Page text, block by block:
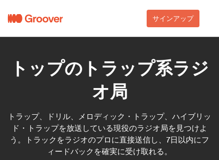
サインアップ
トップのトラップ系ラジ
オ局
トラップ、ドリル、メロディック・トラップ、ハイブリッ
ド・トラップを放送している現役のラジオ局を見つけよ
う。トラックをラジオのプロに直接送信し、7日以内にフ
ィードバックを確実に受け取れる。